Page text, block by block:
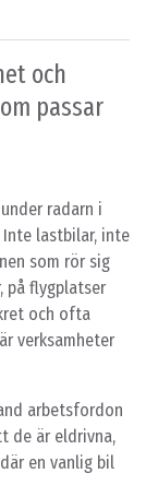
och
passar
radarn i
lastbilar, inte
som rör sig
på flygplatser
och ofta
verksamheter
arbetsfordon
de är eldrivna,
en vanlig bil